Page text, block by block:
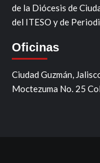
de la Diócesis de
del ITESO y de
Oficinas
Ciudad Guzmán,
Moctezuma No. 25